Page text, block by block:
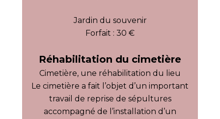
Jardin du souvenir
Forfait : 30 €
Réhabilitation du cimetière
Cimetière, une réhabilitation du lieu
Le cimetière a fait l’objet d’un important
travail de reprise de sépultures
accompagné de l’installation d’un